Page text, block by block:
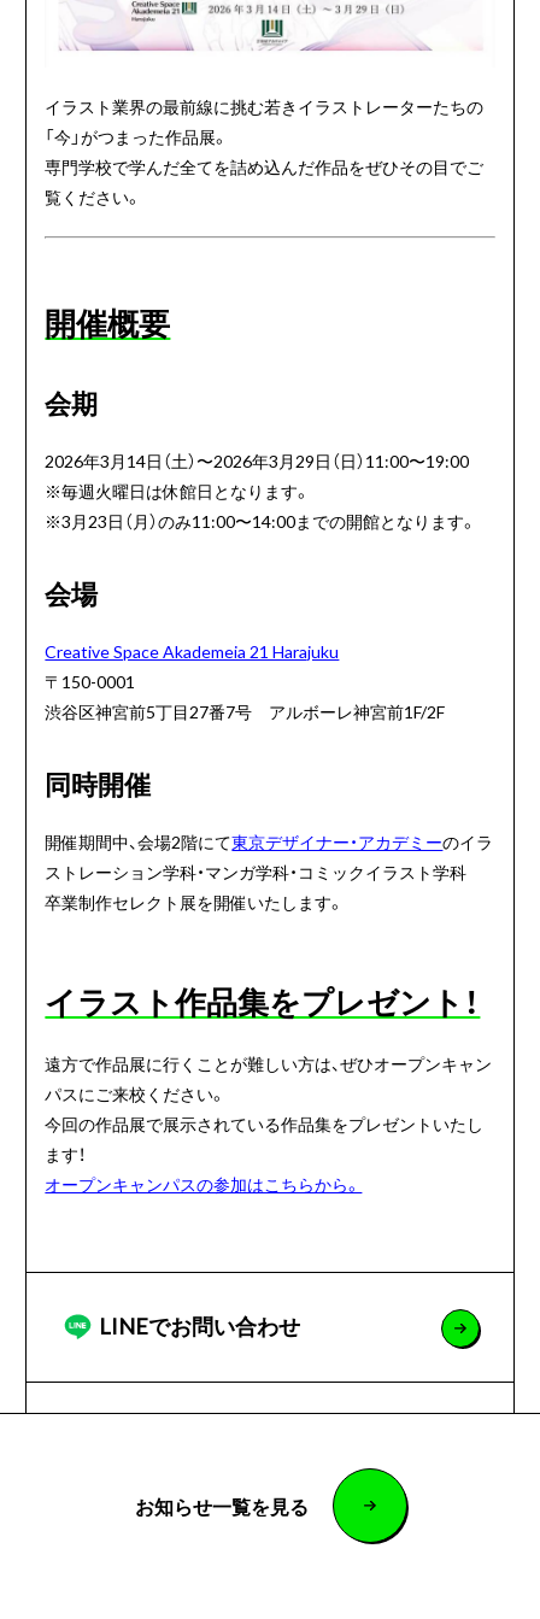
イラスト業界の最前線に挑む若きイラストレーターたちの
「今」がつまった作品展。
専門学校で学んだ全てを詰め込んだ作品をぜひその目でご
覧ください。
開催概要
会期
2026年3月14日（土）〜2026年3月29日（日）11:00〜19:00
※毎週火曜日⁡は休館日となります。
※3月23日（月）のみ11:00〜14:00までの開館となります。
会場
Creative Space Akademeia 21 Harajuku
〒150-0001
渋谷区神宮前5丁目27番7号 アルボーレ神宮前1F/2F
同時開催
開催期間中、会場2階にて東京デザイナー・アカデミーのイラ
ストレーション学科・マンガ学科・コミックイラスト学科
卒業制作セレクト展を開催いたします。
イラスト作品集をプレゼント！
遠方で作品展に行くことが難しい方は、ぜひオープンキャン
パスにご来校ください。
今回の作品展で展示されている作品集をプレゼントいたし
ます！
オープンキャンパスの参加はこちらから。
LINEでお問い合わせ
お知らせ一覧を見る